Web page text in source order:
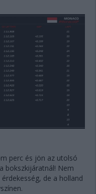
perc és jön az utolsó
bokszkijáratnál! Nem
de a holland